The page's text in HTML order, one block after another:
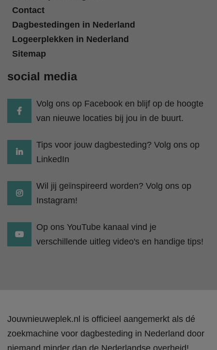
Contact
Dagbestedingen in Nederland
Logeerplekken in Nederland
Sitemap
social media
Volg ons op Facebook en blijf op de hoogte
van nieuwe locaties bij jou in de buurt.
Tips voor jouw dagbesteding? Volg ons op
LinkedIn
Wil jij geïnspireerd worden? Volg ons op
Instagram!
Op ons YouTube kanaal vind je
verschillende uitleg video's en handige tips!
Jouwnieuweplek.nl is officieel aangemerkt als dé
zoekmachine voor dagbesteding in Nederland door
niemand minder dan de Nederlandse overheid!